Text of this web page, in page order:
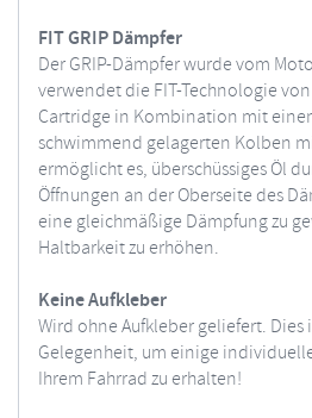
FIT GRIP Dämpfer
Der GRIP-Dämpfer wurde vom
verwendet die FIT-Technologie
Cartridge in Kombination mit
schwimmend gelagerten Kolben
ermöglicht es, überschüssiges Öl
Öffnungen an der Oberseite des
eine gleichmäßige Dämpfung zu
Haltbarkeit zu erhöhen.
Keine Aufkleber
Wird ohne Aufkleber geliefert. Dies
Gelegenheit, um einige
Ihrem Fahrrad zu erhalten!